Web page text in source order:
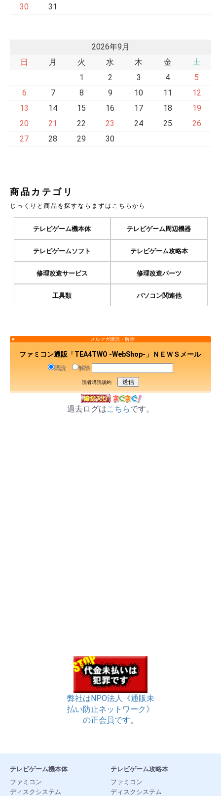
30 31
2026年9月
日
月 火 水 木 金
土
1
2 3 4
5
6
7 8 9 10 11
12
13
14 15 16 17 18
19
20
21 22 23 24 25
26
27
28 29 30
商品カテゴリ
じっくりと商品を探すならまずはこちらから
テレビゲーム機本体 テレビゲーム周辺機器
テレビゲームソフト テレビゲーム攻略本
修理改造サービス 修理改造パーツ
工具類 パソコン関連他
メルマガ購読・解除
ファミコン通販「TEA4TWO -WebShop-」ＮＥＷＳメール
購読 解除
読者購読規約
過去ログはこちらです。
弊社はNPO法人《通販未
払い防止ネットワーク》
の正会員です。
テレビゲーム機本体
ファミコン
ディスクシステム
テレビゲーム攻略本
ファミコン
ディスクシステム